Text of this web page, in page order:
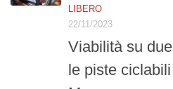
LIBERO
22/11/2023
Viabilità su
le piste